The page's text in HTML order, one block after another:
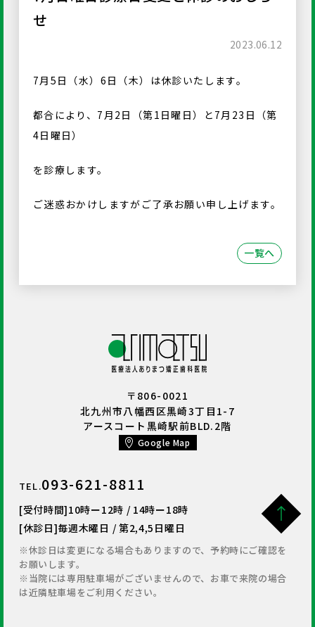
せ
2023.06.12
7月5日（水）6日（木）は休診いたします。
都合により、7月2日（第1日曜日）と7月23日（第
4日曜日）
を診療します。
ご迷惑おかけしますがご了承お願い申し上げます。
一覧へ
〒806-0021
北九州市八幡西区黒崎3丁目1-7
アースコート黒崎駅前BLD.2階
Google Map
TEL.093-621-8811
[受付時間]10時ー12時 / 14時ー18時
[休診日]毎週木曜日 / 第2,4,5日曜日
※休診日は変更になる場合もありますので、予約時にご確認を
お願いします。
※当院には専用駐車場がございませんので、お車で来院の場合
は近隣駐車場をご利用ください。